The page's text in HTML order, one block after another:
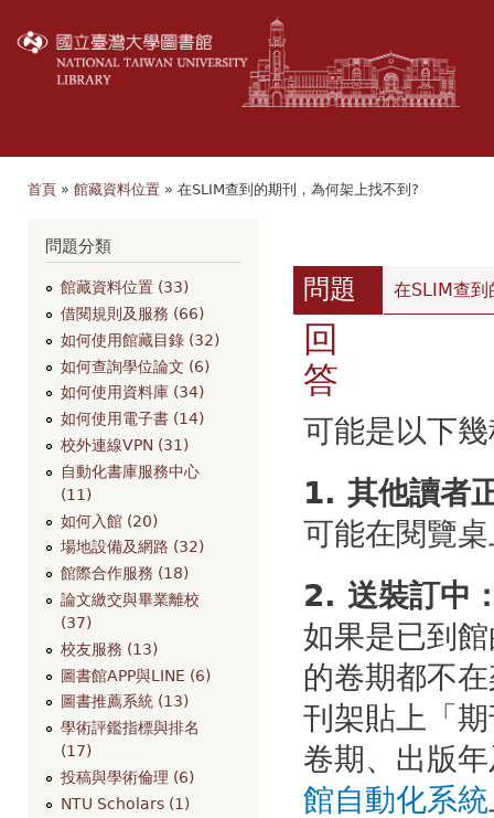
首頁 » 館藏資料位置 » 在SLIM查到的期刊，為何架上找不到?
問題分類
館藏資料位置 (33)
借閱規則及服務 (66)
如何使用館藏目錄 (32)
如何查詢學位論文 (6)
如何使用資料庫 (34)
如何使用電子書 (14)
校外連線VPN (31)
自動化書庫服務中心
(11)
如何入館 (20)
場地設備及網路 (32)
館際合作服務 (18)
論文繳交與畢業離校
(37)
校友服務 (13)
圖書館APP與LINE (6)
圖書推薦系統 (13)
學術評鑑指標與排名
(17)
投稿與學術倫理 (6)
NTU Scholars (1)
問題 在SLIM查到
回
答
可能是以下
1. 其他讀者
可能在閱覽
2. 送裝訂中
如果是已到
的卷期都不
刊架貼上「
卷期、出版
館自動化系統